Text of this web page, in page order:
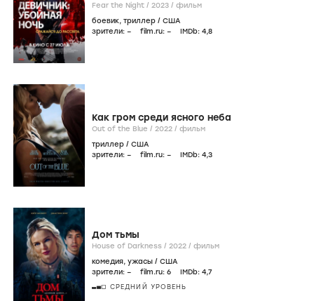
Fear the Night / 2023 / фильм
боевик, триллер / США
зрители: – film.ru: – IMDb: 4,8
Как гром среди ясного неба
Out of the Blue / 2022 / фильм
триллер / США
зрители: – film.ru: – IMDb: 4,3
Дом тьмы
House of Darkness / 2022 / фильм
комедия, ужасы / США
зрители: – film.ru: 6 IMDb: 4,7
СРЕДНИЙ УРОВЕНЬ